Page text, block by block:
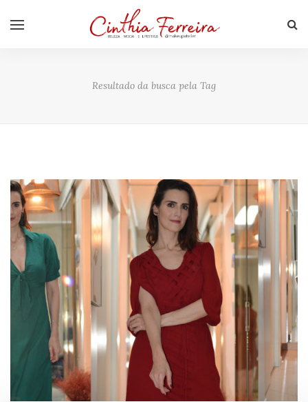
Resultado da busca pela Tag